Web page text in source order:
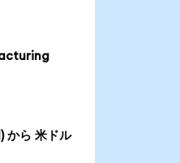
から 米ドル